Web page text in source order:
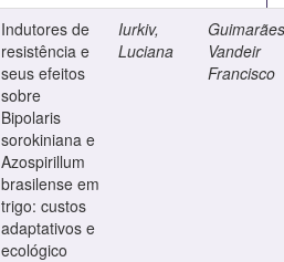
Indutores de
resistência e
seus efeitos
sobre
Bipolaris
sorokiniana e
Azospirillum
brasilense em
trigo: custos
adaptativos e
ecológico
Iurkiv,
Luciana
Vandeir
Francisco